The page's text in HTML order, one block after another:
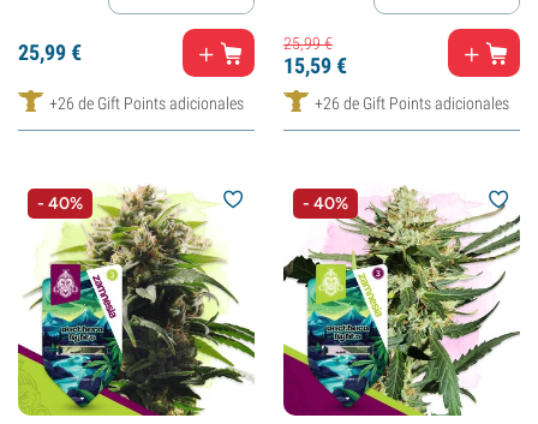
25,99€
+26 de Gift Points adicionales
25,99€
15,59€
+26 de Gift Points adicionales
- 40% - 40%